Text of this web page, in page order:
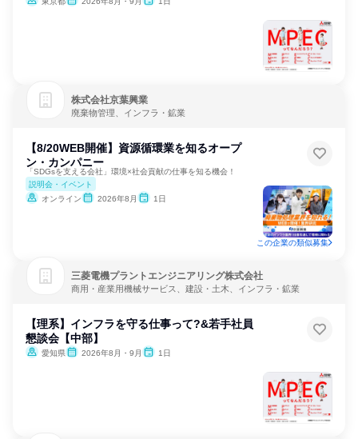
株式会社京葉興業
廃棄物管理、インフラ・鉱業
【8/20WEB開催】資源循環業を知るオープ
ン・カンパニー
「SDGsを支える会社」環境×社会貢献の仕事を知る機会！
説明会・イベント
オンライン
2026年8月 1日
この企業の類似募集
三菱電機プラントエンジニアリング株式会社
商用・産業用機械サービス、建設・土木、インフラ・鉱業
【理系】インフラを守る仕事って?&若手社員
懇談会【中部】
愛知県 2026年8月・9月 1日